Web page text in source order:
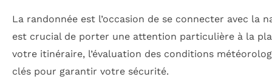
La randonnée est l’occasion de se connecter avec la
est crucial de porter une attention particulière à la
votre itinéraire, l’évaluation des conditions
clés pour garantir votre sécurité.